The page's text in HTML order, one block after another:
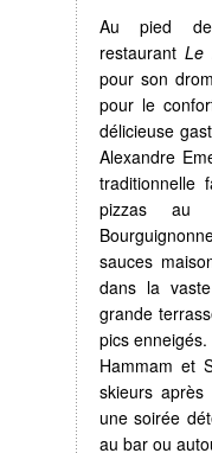
Au pied
restaurant Le
pour son
pour le
délicieuse
Alexandre
traditionnelle
pizzas au
sauces
dans la
grande
pics enneigés.
Hammam et
skieurs
une soirée
au bar ou